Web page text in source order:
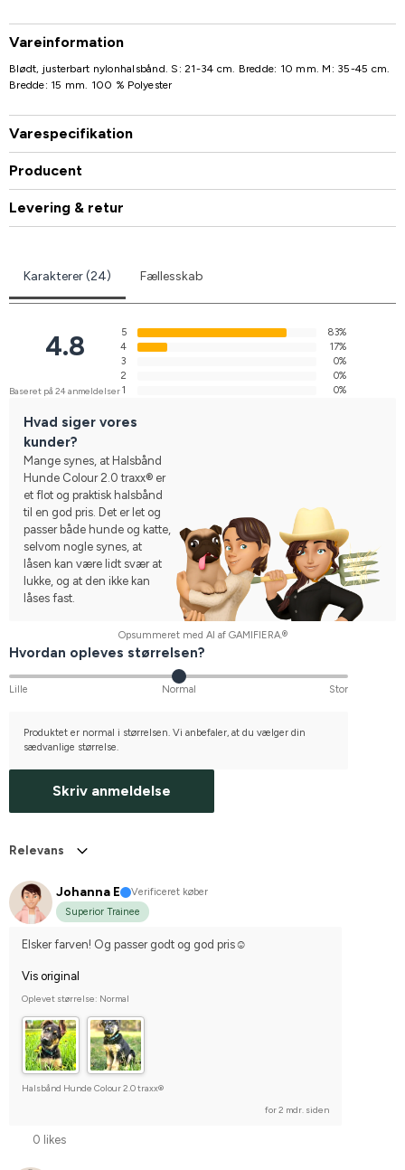
Vareinformation
Blødt, justerbart nylonhalsbånd. S: 21-34 cm. Bredde: 10 mm. M: 35-45 cm.
Bredde: 15 mm. 100 % Polyester
Varespecifikation
Producent
Levering & retur
Karakterer (24) Fællesskab
4.8
Baseret på 24 anmeldelser
5
83%
4
17%
3
0%
2
0%
1
0%
Hvad siger vores
kunder?
Mange synes, at Halsbånd
Hunde Colour 2.0 traxx® er
et flot og praktisk halsbånd
til en god pris. Det er let og
passer både hunde og katte,
selvom nogle synes, at
låsen kan være lidt svær at
lukke, og at den ikke kan
låses fast.
Opsummeret med AI af GAMIFIERA.®
Hvordan opleves størrelsen?
Lille Normal Stor
Produktet er normal i størrelsen. Vi anbefaler, at du vælger din
sædvanlige størrelse.
Skriv anmeldelse
Relevans
Johanna E
Verificeret køber
Superior Trainee
Elsker farven! Og passer godt og god pris☺️
Vis original
Oplevet størrelse: Normal
Halsbånd Hunde Colour 2.0 traxx®
for 2 mdr. siden
0 likes